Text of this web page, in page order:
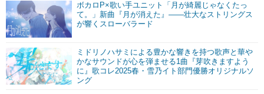
ボカロP×歌い手ユニット「月が綺麗じゃなくたっ
て。」新曲『月が消えた』――壮大なストリングス
が響くスローバラード
ミドリノハサミによる豊かな響きを持つ歌声と華や
かなサウンドが心を弾ませる1曲『芽吹きますよう
に』歌コレ2025春・雪乃イト部門優勝オリジナルソ
ング